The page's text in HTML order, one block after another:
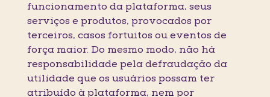
funcionamento da plataforma, seus
serviços e produtos, provocados por
terceiros, casos fortuitos ou eventos de
força maior. Do mesmo modo, não há
responsabilidade pela defraudação da
utilidade que os usuários possam ter
atribuído à plataforma, nem por